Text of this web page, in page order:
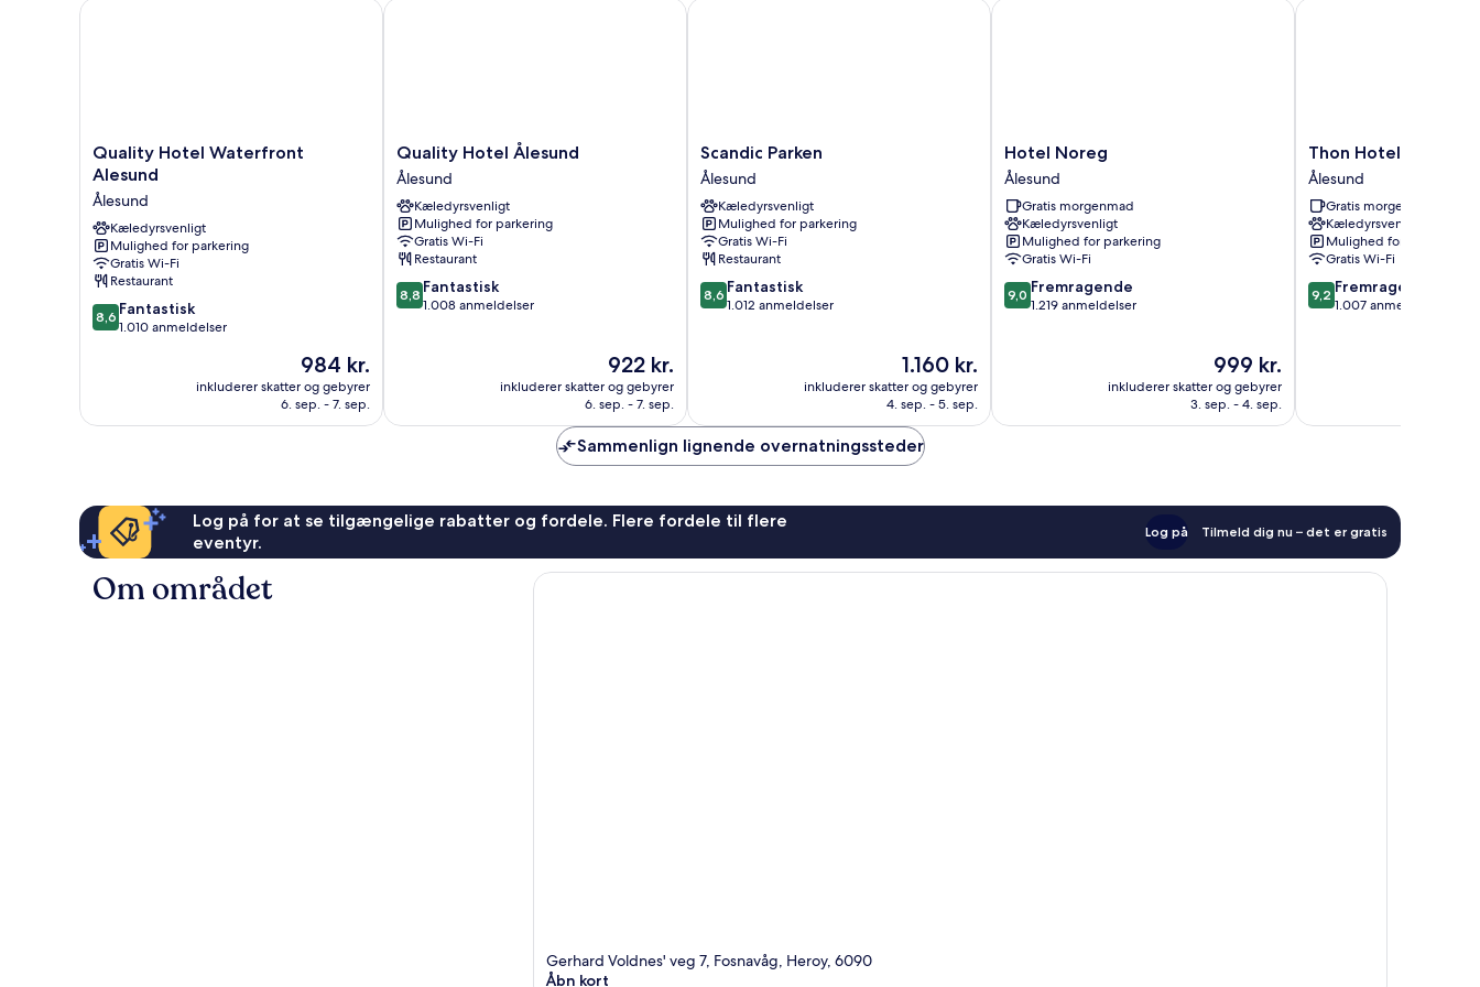
Quality
Hotel
Waterfront
Alesund
Ålesund
Quality Hotel Waterfront
Alesund
Ålesund
Kæledyrsvenligt
Mulighed for parkering
Gratis Wi-Fi
Restaurant
8.6
ud
anmeldelser
8,6 Fantastisk
1.010 anmeldelser
Prisen
984 kr.
984 kr.
inkluderer skatter og gebyrer
6. sep. - 7. sep.
Quality Hotel Waterfront Alesund
Quality
Hotel
Ålesund
Ålesund
Quality Hotel Ålesund
Ålesund
Kæledyrsvenligt
Mulighed for parkering
Gratis Wi-Fi
Restaurant
8.8
ud
8,8 Fantastisk
1.008 anmeldelser
Prisen
922 kr.
922 kr.
inkluderer skatter og gebyrer
6. sep. - 7. sep.
Quality Hotel Ålesund
Scandic
Parken
Ålesund
Scandic Parken
Ålesund
Kæledyrsvenligt
Mulighed for parkering
Gratis Wi-Fi
Restaurant
8.6
ud
8,6 Fantastisk
1.012 anmeldelser
Prisen
1.160 kr.
1.160 kr.
inkluderer skatter og gebyrer
4. sep. - 5. sep.
Scandic Parken
Hotel
Noreg
Ålesund
Hotel Noreg
Ålesund
Gratis morgenmad
Kæledyrsvenligt
Mulighed for parkering
Gratis Wi-Fi
9.0
ud
9,0 Fremragende
1.219 anmeldelser
Prisen
999 kr.
999 kr.
inkluderer skatter og gebyrer
3. sep. - 4. sep.
Hotel Noreg
Thon
Hotel
Ålesund
Ålesund
Thon Hotel Ålesund
Ålesund
Gratis morgenmad
Kæledyrsvenligt
Mulighed for parkering
Gratis Wi-Fi
9.2
ud
9,2 Fremragende
1.007 anmeldelser
Thon Hotel Ålesund
Sammenlign lignende overnatningssteder
Log på for at se tilgængelige rabatter og fordele. Flere fordele til flere
eventyr.
Log på Tilmeld dig nu – det er gratis
Om området
Gerhard Voldnes' veg 7, Fosnavåg, Heroy, 6090
Åbn kort